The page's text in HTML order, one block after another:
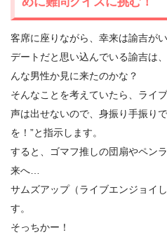
客席に座りながら、幸来は諭吉が
デートだと思い込んでいる諭吉は
んな男性か見に来たのかな？
そんなことを考えていたら、ライ
声は出せないので、身振り手振り
を！”と指示します。
すると、ゴマフ推しの団扇やペン
来へ…
サムズアップ（ライブエンジョイ
す。
そっちかー！